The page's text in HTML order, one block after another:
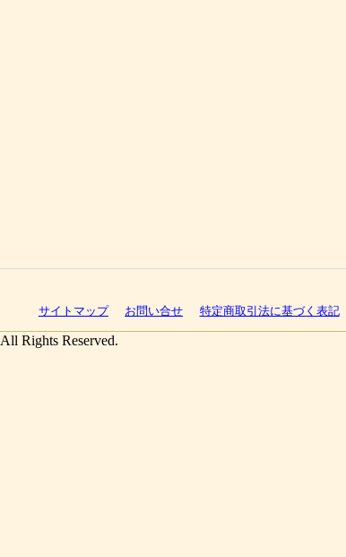
サイトマップ お問い合せ 特定商取引法に基づく表記
All Rights Reserved.